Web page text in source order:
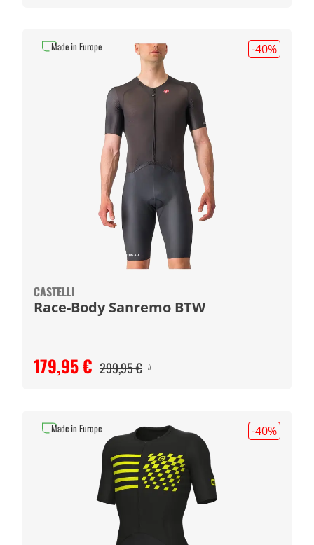
-40%
CASTELLI
Race-Body Sanremo BTW
179,95 € 299,95 € #
Made in Europe
-40%
Made in Europe